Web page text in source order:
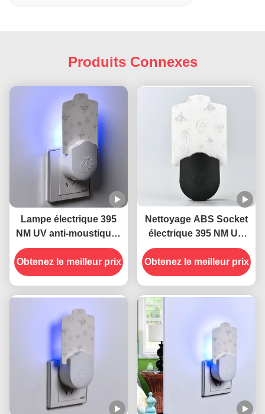
Produits Connexes
Lampe électrique 395
NM UV anti-moustiques
anti-insectes volants
Obtenez le meilleur prix
Nettoyage ABS Socket
électrique 395 NM UV
Lampes anti-
moustiques piège anti-
insectes volant
Obtenez le meilleur prix